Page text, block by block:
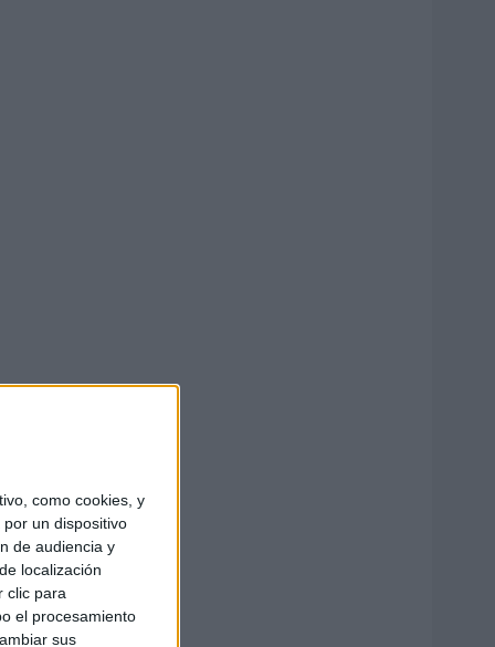
como cookies, y
un dispositivo
de audiencia y
localización
clic para
el procesamiento
sus